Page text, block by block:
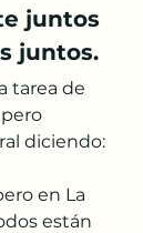
juntos
juntos.
tarea de
diciendo:
están